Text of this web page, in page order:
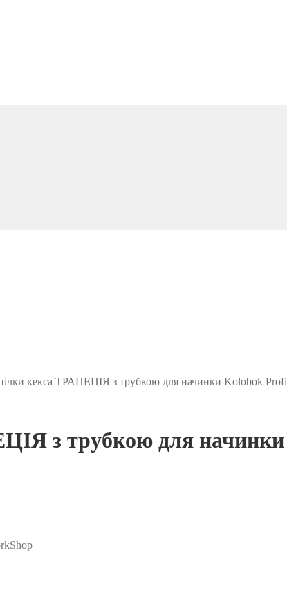
кекса ТРАПЕЦІЯ з трубкою для начинки Kolobok
з трубкою для